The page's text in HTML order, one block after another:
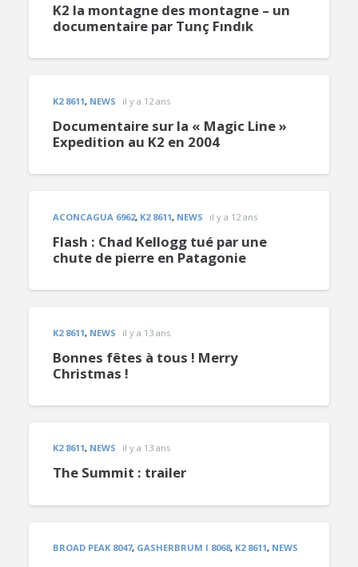
K2 la montagne des montagne – un
documentaire par Tunç Fındık
K2 8611, NEWS il y a 12 ans
Documentaire sur la « Magic Line »
Expedition au K2 en 2004
ACONCAGUA 6962, K2 8611, NEWS il y a 12 ans
Flash : Chad Kellogg tué par une
chute de pierre en Patagonie
K2 8611, NEWS il y a 13 ans
Bonnes fêtes à tous ! Merry
Christmas !
K2 8611, NEWS il y a 13 ans
The Summit : trailer
BROAD PEAK 8047, GASHERBRUM I 8068, K2 8611, NEWS